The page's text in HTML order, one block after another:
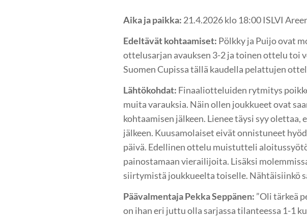
Aika ja paikka: 21.4.2026 klo 18:00 ISLVI
Edeltävät kohtaamiset: Pölkky ja Puijo ovat
ottelusarjan avauksen 3-2 ja toinen ottelu toi
Suomen Cupissa tällä kaudella pelattujen
Lähtökohdat: Finaaliotteluiden rytmitys
muita varauksia. Näin ollen joukkueet ovat
kohtaamisen jälkeen. Lienee täysi syy
jälkeen. Kuusamolaiset eivät onnistuneet
päivä. Edellinen ottelu muistutteli
painostamaan vierailijoita. Lisäksi
siirtymistä joukkueelta toiselle. Nähtäisiinkö
Päävalmentaja Pekka Seppänen: ”Oli tärkeä
on ihan eri juttu olla sarjassa tilanteessa 1-1